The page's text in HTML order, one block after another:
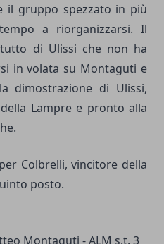
il gruppo spezzato in più
a riorganizzarsi. Il
di Ulissi che non ha
in volata su Montaguti e
dimostrazione di Ulissi,
Lampre e pronto alla
Colbrelli, vincitore della
posto.
Montaguti - ALM s.t. 3